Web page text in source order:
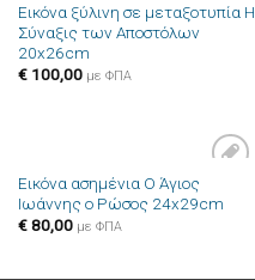
Πρόσθήκη
στην λίστα
Εικόνα ξύλινη σε μεταξοτυπία Η
Σύναξις των Αποστόλων
20x26cm
€100,00 με ΦΠΑ
Πρόσθήκη
στην λίστα
Εικόνα ασημένια Ο Άγιος
Ιωάννης ο Ρώσος 24x29cm
€80,00 με ΦΠΑ